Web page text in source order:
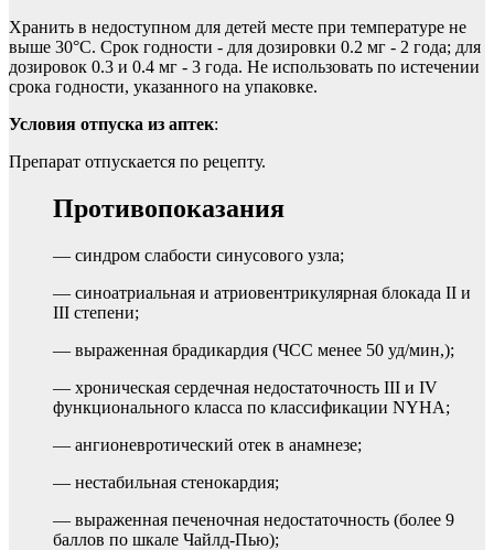
Хранить в недоступном для детей месте при температуре не
выше 30°С. Срок годности - для дозировки 0.2 мг - 2 года; для
дозировок 0.3 и 0.4 мг - 3 года. Не использовать по истечении
срока годности, указанного на упаковке.
Условия отпуска из аптек:
Препарат отпускается по рецепту.
Противопоказания
— синдром слабости синусового узла;
— синоатриальная и атриовентрикулярная блокада II и
III степени;
— выраженная брадикардия (ЧСС менее 50 уд/мин,);
— хроническая сердечная недостаточность III и IV
функционального класса по классификации NYHA;
— ангионевротический отек в анамнезе;
— нестабильная стенокардия;
— выраженная печеночная недостаточность (более 9
баллов по шкале Чайлд-Пью);